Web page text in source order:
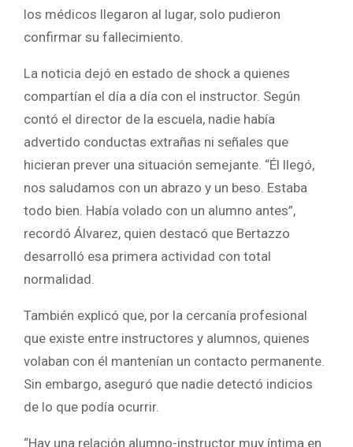
los médicos llegaron al lugar, solo pudieron
confirmar su fallecimiento.
La noticia dejó en estado de shock a quienes
compartían el día a día con el instructor. Según
contó el director de la escuela, nadie había
advertido conductas extrañas ni señales que
hicieran prever una situación semejante. “Él llegó,
nos saludamos con un abrazo y un beso. Estaba
todo bien. Había volado con un alumno antes”,
recordó Álvarez, quien destacó que Bertazzo
desarrolló esa primera actividad con total
normalidad.
También explicó que, por la cercanía profesional
que existe entre instructores y alumnos, quienes
volaban con él mantenían un contacto permanente.
Sin embargo, aseguró que nadie detectó indicios
de lo que podía ocurrir.
“Hay una relación alumno-instructor muy íntima en